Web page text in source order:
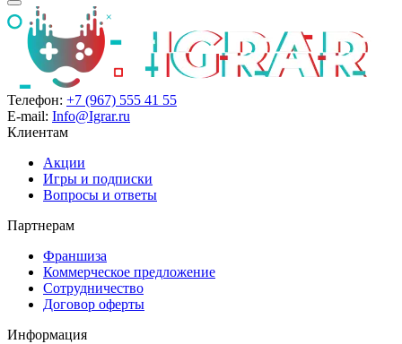
Телефон: +7 (967) 555 41 55
E-mail: Info@Igrar.ru
Клиентам
Акции
Игры и подписки
Вопросы и ответы
Партнерам
Франшиза
Коммерческое предложение
Сотрудничество
Договор оферты
Информация